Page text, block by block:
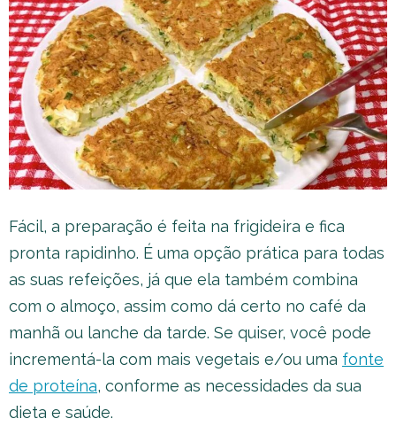
Fácil, a preparação é feita na frigideira e fica
pronta rapidinho. É uma opção prática para todas
as suas refeições, já que ela também combina
com o almoço, assim como dá certo no café da
manhã ou lanche da tarde. Se quiser, você pode
incrementá-la com mais vegetais e/ou uma fonte
de proteína, conforme as necessidades da sua
dieta e saúde.